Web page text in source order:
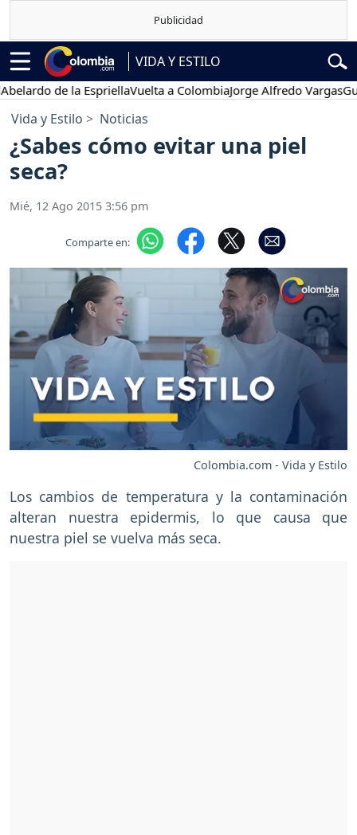
VIDA Y ESTILO
de la EspriellaVuelta a ColombiaJorge Alfredo Vargas Gustavo
Vida y Estilo Noticias
¿Sabes cómo evitar una piel
seca?
Mié, 12 Ago 2015 3:56 pm
Comparte en:
Colombia.com - Vida y Estilo
Los cambios de temperatura y la contaminación
alteran nuestra epidermis, lo que causa que
nuestra piel se vuelva más seca.